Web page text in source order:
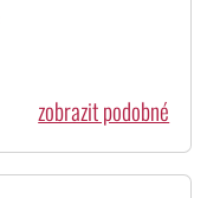
zobrazit podobné